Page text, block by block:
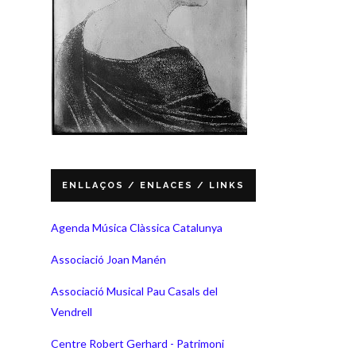
ENLLAÇOS / ENLACES / LINKS
Agenda Música Clàssica Catalunya
Associació Joan Manén
Associació Musical Pau Casals del
Vendrell
Centre Robert Gerhard - Patrimoni